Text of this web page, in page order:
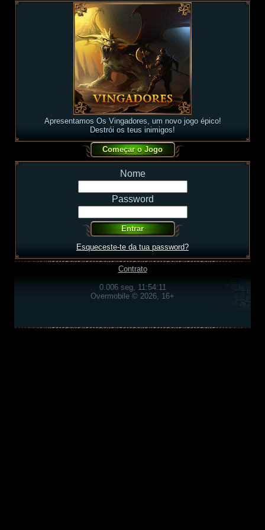
Apresentamos Os Vingadores, um novo jogo épico!
Destrói os teus inimigos!
Nome
Password
Esqueceste-te da tua password?
Contrato
0.006 seg, 11:54:11
Overmobile © 2026, 16+